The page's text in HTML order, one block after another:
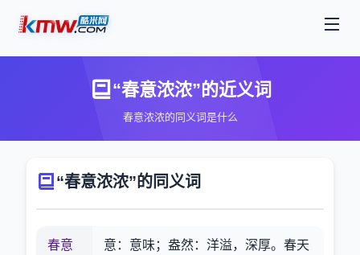
“春意浓浓”的近义词
春意浓浓的同义词是什么
“春意浓浓”的同义词
春意
意：意味；盎然：洋溢，深厚。春天